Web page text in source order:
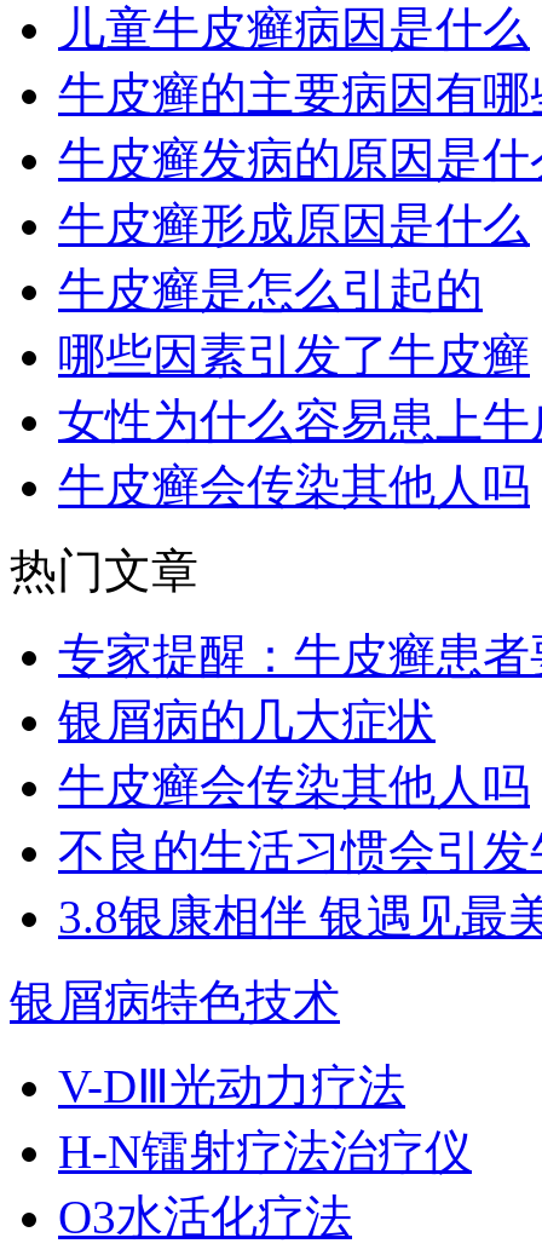
儿童牛皮癣病因是什么
牛皮癣的主要病因有哪
牛皮癣发病的原因是什
牛皮癣形成原因是什么
牛皮癣是怎么引起的
哪些因素引发了牛皮癣
女性为什么容易患上牛
牛皮癣会传染其他人吗
热门文章
专家提醒：牛皮癣患
银屑病的几大症状
牛皮癣会传染其他人吗
不良的生活习惯会引
3.8银康相伴 银遇见最
银屑病特色技术
V-DⅢ光动力疗法
H-N镭射疗法治疗仪
O3水活化疗法